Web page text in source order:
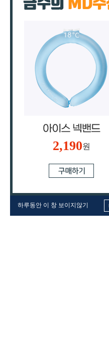
2,190원
하루동안 이 창 보이지않기